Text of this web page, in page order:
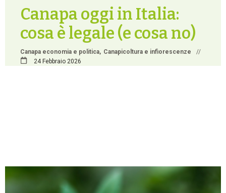
Canapa oggi in Italia:
cosa è legale (e cosa no)
Canapa economia e politica Canapicoltura e infiorescenze
//
24 Febbraio 2026